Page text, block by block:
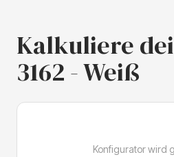
Kalkuliere
3162 - Weiß